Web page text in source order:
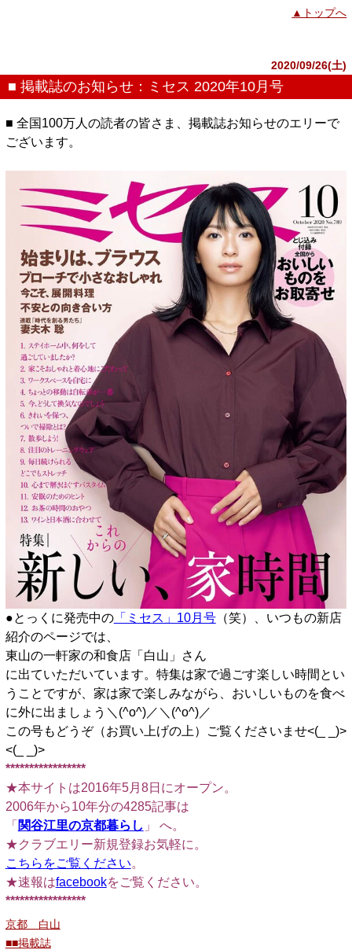
▲トップへ
2020/09/26(土)
■ 掲載誌のお知らせ：ミセス 2020年10月号
■ 全国100万人の読者の皆さま、掲載誌お知らせのエリーで
ございます。
●とっくに発売中の「ミセス」10月号（笑）、いつもの新店
紹介のページでは、
東山の一軒家の和食店「白山」さん
に出ていただいています。特集は家で過ごす楽しい時間とい
うことですが、家は家で楽しみながら、おいしいものを食べ
に外に出ましょう＼(^o^)／＼(^o^)／
この号もどうぞ（お買い上げの上）ご覧くださいませ<(_ _)>
<(_ _)>
*****************
★本サイトは2016年5月8日にオープン。
2006年から10年分の4285記事は
「 関谷江里の京都暮らし 」 へ。
★クラブエリー新規登録お気軽に。
こちらをご覧ください。
★速報はfacebookをご覧ください。
*****************
京都 白山
■■掲載誌